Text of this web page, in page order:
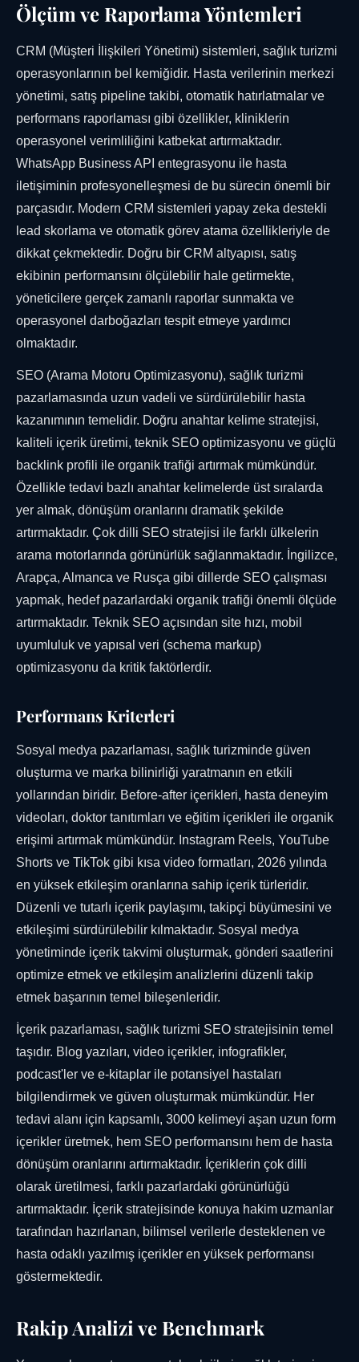
Ölçüm ve Raporlama Yöntemleri
CRM (Müşteri İlişkileri Yönetimi) sistemleri, sağlık turizmi
operasyonlarının bel kemiğidir. Hasta verilerinin merkezi
yönetimi, satış pipeline takibi, otomatik hatırlatmalar ve
performans raporlaması gibi özellikler, kliniklerin
operasyonel verimliliğini katbekat artırmaktadır.
WhatsApp Business API entegrasyonu ile hasta
iletişiminin profesyonelleşmesi de bu sürecin önemli bir
parçasıdır. Modern CRM sistemleri yapay zeka destekli
lead skorlama ve otomatik görev atama özellikleriyle de
dikkat çekmektedir. Doğru bir CRM altyapısı, satış
ekibinin performansını ölçülebilir hale getirmekte,
yöneticilere gerçek zamanlı raporlar sunmakta ve
operasyonel darboğazları tespit etmeye yardımcı
olmaktadır.
SEO (Arama Motoru Optimizasyonu), sağlık turizmi
pazarlamasında uzun vadeli ve sürdürülebilir hasta
kazanımının temelidir. Doğru anahtar kelime stratejisi,
kaliteli içerik üretimi, teknik SEO optimizasyonu ve güçlü
backlink profili ile organik trafiği artırmak mümkündür.
Özellikle tedavi bazlı anahtar kelimelerde üst sıralarda
yer almak, dönüşüm oranlarını dramatik şekilde
artırmaktadır. Çok dilli SEO stratejisi ile farklı ülkelerin
arama motorlarında görünürlük sağlanmaktadır. İngilizce,
Arapça, Almanca ve Rusça gibi dillerde SEO çalışması
yapmak, hedef pazarlardaki organik trafiği önemli ölçüde
artırmaktadır. Teknik SEO açısından site hızı, mobil
uyumluluk ve yapısal veri (schema markup)
optimizasyonu da kritik faktörlerdir.
Performans Kriterleri
Sosyal medya pazarlaması, sağlık turizminde güven
oluşturma ve marka bilinirliği yaratmanın en etkili
yollarından biridir. Before-after içerikleri, hasta deneyim
videoları, doktor tanıtımları ve eğitim içerikleri ile organik
erişimi artırmak mümkündür. Instagram Reels, YouTube
Shorts ve TikTok gibi kısa video formatları, 2026 yılında
en yüksek etkileşim oranlarına sahip içerik türleridir.
Düzenli ve tutarlı içerik paylaşımı, takipçi büyümesini ve
etkileşimi sürdürülebilir kılmaktadır. Sosyal medya
yönetiminde içerik takvimi oluşturmak, gönderi saatlerini
optimize etmek ve etkileşim analizlerini düzenli takip
etmek başarının temel bileşenleridir.
İçerik pazarlaması, sağlık turizmi SEO stratejisinin temel
taşıdır. Blog yazıları, video içerikler, infografikler,
podcast'ler ve e-kitaplar ile potansiyel hastaları
bilgilendirmek ve güven oluşturmak mümkündür. Her
tedavi alanı için kapsamlı, 3000 kelimeyi aşan uzun form
içerikler üretmek, hem SEO performansını hem de hasta
dönüşüm oranlarını artırmaktadır. İçeriklerin çok dilli
olarak üretilmesi, farklı pazarlardaki görünürlüğü
artırmaktadır. İçerik stratejisinde konuya hakim uzmanlar
tarafından hazırlanan, bilimsel verilerle desteklenen ve
hasta odaklı yazılmış içerikler en yüksek performansı
göstermektedir.
Rakip Analizi ve Benchmark